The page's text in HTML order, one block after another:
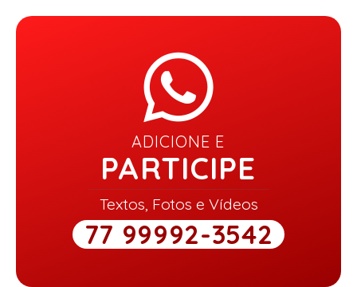
ADICIONE E
PARTICIPE
Textos, Fotos e Vídeos
77 99992-3542